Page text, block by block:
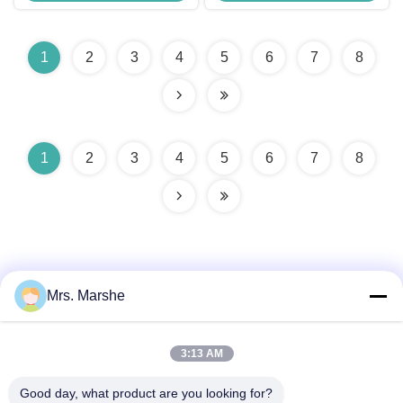
1 2 3 4 5 6 7 8
1 2 3 4 5 6 7 8
Adres
Mrs. Marshe
3:13 AM
Good day, what product are you looking for?